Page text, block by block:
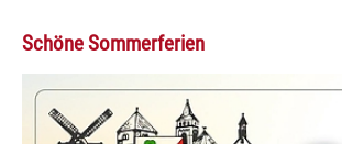
Schöne Sommerferien